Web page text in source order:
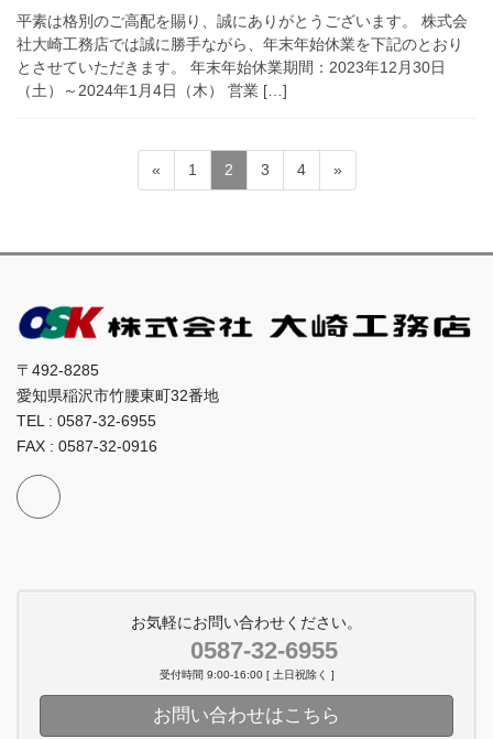
平素は格別のご高配を賜り、誠にありがとうございます。 株式会
社大崎工務店では誠に勝手ながら、年末年始休業を下記のとおり
とさせていただきます。 年末年始休業期間：2023年12月30日
（土）～2024年1月4日（木） 営業 […]
ペ
ジ
送
り
«
固
定
1
固
定
2
固
定
3
固
定
4 »
〒492-8285
愛知県稲沢市竹腰東町32番地
TEL : 0587-32-6955
FAX : 0587-32-0916
お気軽にお問い合わせください。
0587-32-6955
受付時間 9:00-16:00 [ 土日祝除く ]
お問い合わせはこちら